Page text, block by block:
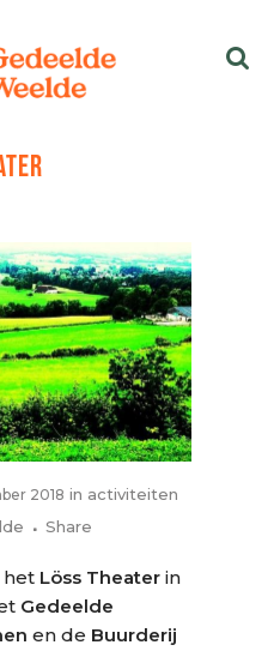
2018 in activiteiten
Share
het Löss Theater in
Gedeelde
en de Buurderij